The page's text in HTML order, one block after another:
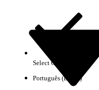
Select Org
Português (Brasil)